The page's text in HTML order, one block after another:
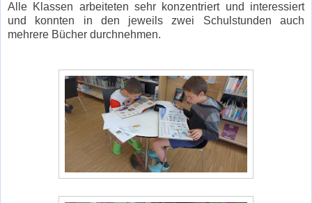
Alle Klassen arbeiteten sehr konzentriert und interessiert
und konnten in den jeweils zwei Schulstunden auch
mehrere Bücher durchnehmen.